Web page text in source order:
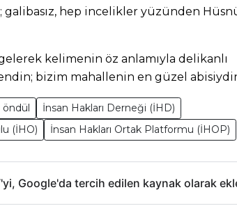
galibasız, hep incelikler yüzünden
kelimenin öz anlamıyla delikanlı
bizim mahallenin en güzel
öndül
İnsan Hakları Derneği (İHD)
(İHO)
İnsan Hakları Ortak Platformu (İHOP)
Google'da tercih edilen kaynak olarak